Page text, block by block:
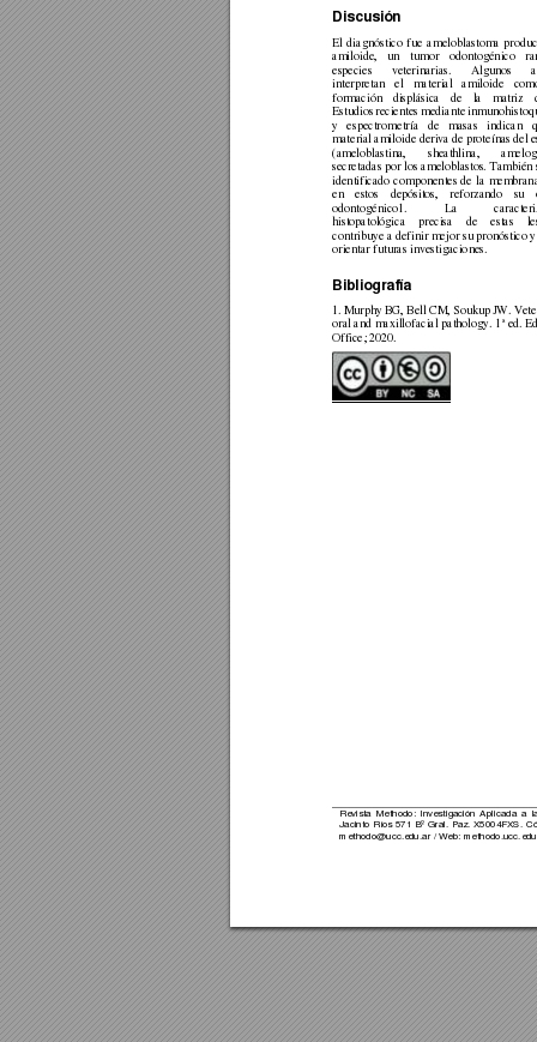
Revista Methodo: Investigación Aplicada a
Jacinto
Ríos 571 Bº Gral. Paz. X5004FXS.
methodo@ucc.edu.ar / Web: methodo.ucc.ed
Discusión
El diagnóstico fue ameloblastoma prod
amiloide,
un tumor odontogénico
especies
veterinarias. Algunos
interpretan
el material amiloide
formación
displásica de la matriz
Estudios recientes mediante i
y
espectrometría de masas indican
material amiloide deriva de proteínas del
(ameloblastina,
sheathlina,
secretadas por los ameloblastos. T ambién
identificado componentes de la m
en
estos depósitos, reforzando su
odontogénico1.
La
histopatológica
precisa de estas
contribuye a definir mejor su pronóstico
orientar futuras investigaciones.
Bibliografía
1. Murphy BG, Bell CM, Soukup JW.
oral and maxillofacial pathology. 1ª ed.
Office; 2020.